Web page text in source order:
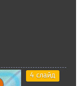
4 слайд